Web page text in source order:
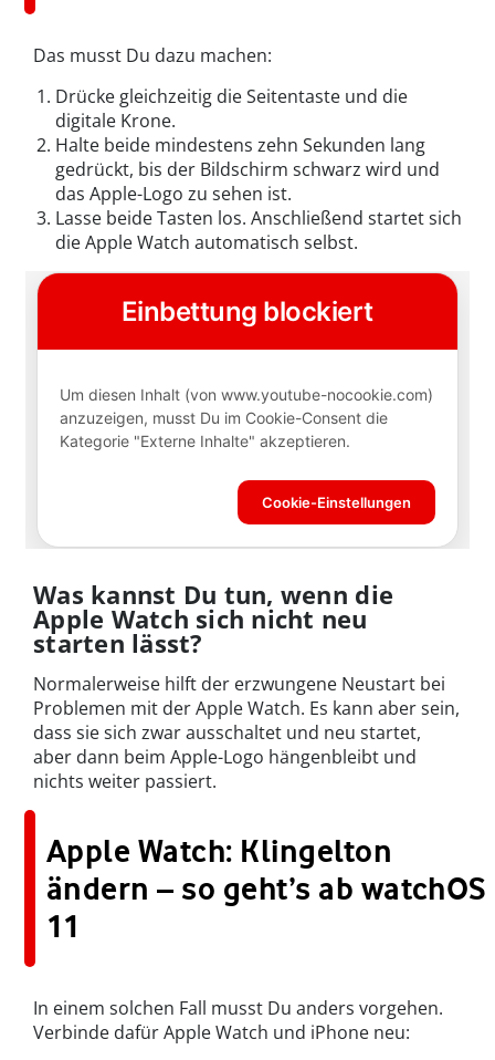
Das musst Du dazu machen:
Drücke gleichzeitig die Seitentaste und die
digitale Krone.
Halte beide mindestens zehn Sekunden lang
gedrückt, bis der Bildschirm schwarz wird und
das Apple-Logo zu sehen ist.
Lasse beide Tasten los. Anschließend startet sich
die Apple Watch automatisch selbst.
Was kannst Du tun, wenn die
Apple Watch sich nicht neu
starten lässt?
Normalerweise hilft der erzwungene Neustart bei
Problemen mit der Apple Watch. Es kann aber sein,
dass sie sich zwar ausschaltet und neu startet,
aber dann beim Apple-Logo hängenbleibt und
nichts weiter passiert.
Apple Watch: Klingelton
ändern – so geht’s ab watchOS
11
In einem solchen Fall musst Du anders vorgehen.
Verbinde dafür Apple Watch und iPhone neu: